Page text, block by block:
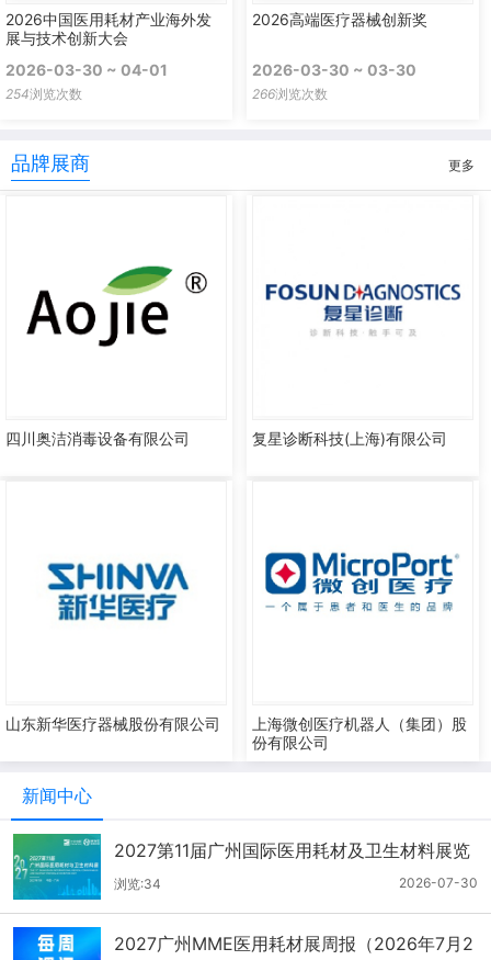
2026中国医用耗材产业海外发
展与技术创新大会
2026-03-30 ~ 04-01
254浏览次数
2026高端医疗器械创新奖
2026-03-30 ~ 03-30
266浏览次数
品牌展商 更多
四川奥洁消毒设备有限公司 复星诊断科技(上海)有限公司
山东新华医疗器械股份有限公司
上海微创医疗机器人（集团）股
份有限公司
新闻中心
2027第11届广州国际医用耗材及卫生材料展览
会（2026.7.21-7.27周报）
2026-07-30
浏览:34
2027广州MME医用耗材展周报（2026年7月2